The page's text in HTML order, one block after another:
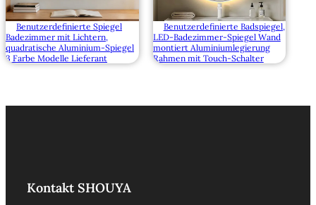
Benutzerdefinierte Spiegel
Badezimmer mit Lichtern,
quadratische Aluminium-Spiegel
3 Farbe Modelle Lieferant
Benutzerdefinierte Badspiegel,
LED-Badezimmer-Spiegel Wand
montiert Aluminiumlegierung
Rahmen mit Touch-Schalter
Kontakt SHOUYA